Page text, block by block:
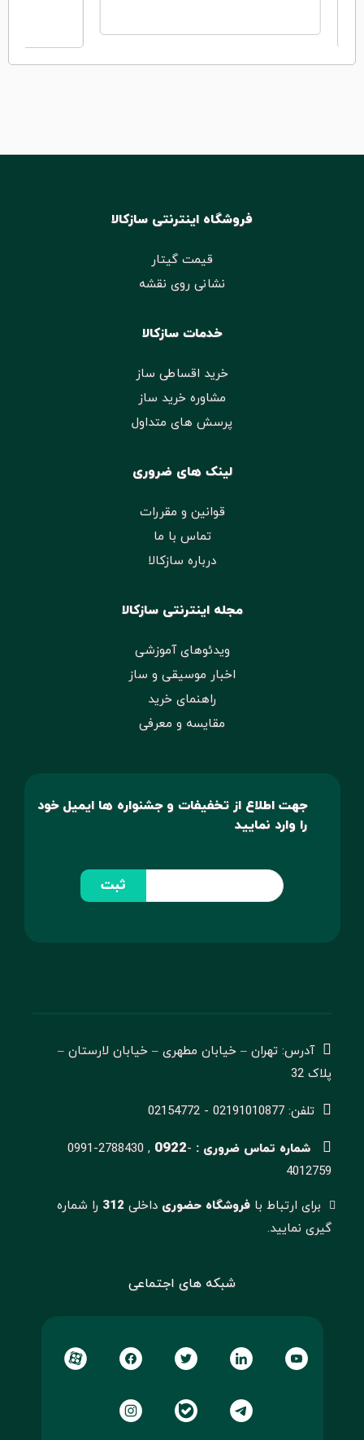
فروشگاه اینترنتی سازکالا
قیمت گیتار
نشانی روی نقشه
خدمات سازکالا
خرید اقساطی ساز
مشاوره خرید ساز
پرسش های متداول
لینک های ضروری
قوانین و مقررات
تماس با ما
درباره سازکالا
مجله اینترنتی سازکالا
ویدئوهای آموزشی
اخبار موسیقی و ساز
راهنمای خرید
مقایسه و معرفی
جهت اطلاع از تخفیفات و جشنواره ها ایمیل خود
را وارد نمایید
ثبت
آدرس: تهران – خیابان مطهری – خیابان لارستان –
پلاک 32
تلفن: 02191010877 - 02154772
شماره تماس ضروری : 0991-2788430 , 0922-
4012759
برای ارتباط با فروشگاه حضوریداخلی 312 را شماره
گیری نمایید.
شبکه های اجتماعی